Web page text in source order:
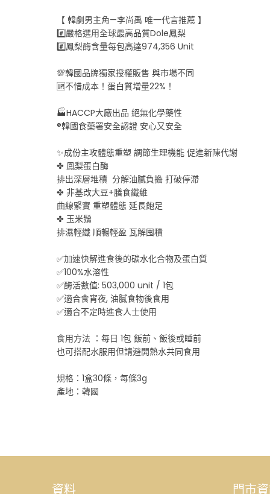
【 韓劇男主角—李尚禹 唯一代言推薦 】
#️⃣嚴格選用全球最高品質Dole鳳梨
#️⃣鳳梨酶含量每包高達974,356 Unit
💯韓國品牌獨家授權販售 與市場不同
🆙不惜成本！蛋白質增量22%！
🏭HACCP大廠出品 絕無化學藥性
®️韓國食藥署安全認證 安心又安全
✨成份主攻體態重塑 調節生理機能 促進新陳代謝
✤ 鳳梨蛋白酶
排出深層堆積 分解油膩負擔 打破停滯
✤ 非基改大豆+膳食纖維
曲線緊實 重塑體態 延長飽足
✤ 玉米鬚
排濕輕纖 順暢輕盈 瓦解囤積
✅加速快解進食後的碳水化合物及蛋白質
✅100%水溶性
✅酶活數值: 503,000 unit / 1包
✅適合食宵夜, 油膩食物後食用
✅適合不定時進食人士使用
食用方法 ：每日 1包 飯前、飯後或睡前
也可搭配水服用但請避開熱水共同食用
規格：1盒30條，每條3g
產地：韓國
資料 門市